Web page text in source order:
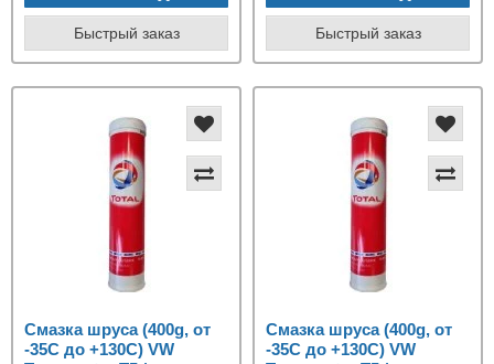
Быстрый заказ Быстрый заказ
Смазка шруса (400g, от
-35С до +130C) VW
Смазка шруса (400g, от
-35С до +130C) VW